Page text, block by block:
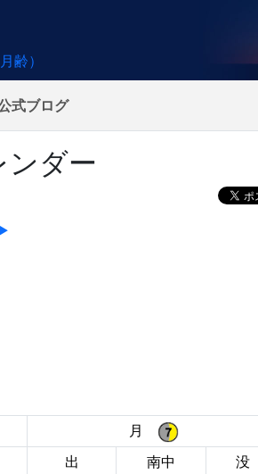
式ブログ
ンダー
月
出 南中
没